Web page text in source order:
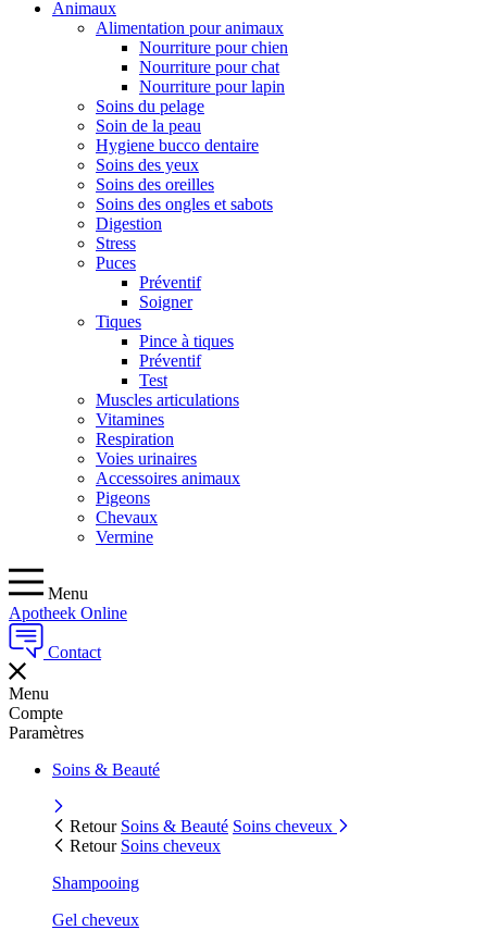
Animaux
Alimentation pour animaux
Nourriture pour chien
Nourriture pour chat
Nourriture pour lapin
Soins du pelage
Soin de la peau
Hygiene bucco dentaire
Soins des yeux
Soins des oreilles
Soins des ongles et sabots
Digestion
Stress
Puces
Préventif
Soigner
Tiques
Pince à tiques
Préventif
Test
Muscles articulations
Vitamines
Respiration
Voies urinaires
Accessoires animaux
Pigeons
Chevaux
Vermine
Menu
Apotheek Online
Contact
Menu
Compte
Paramètres
Soins & Beauté
Retour Soins & Beauté Soins cheveux
Retour Soins cheveux
Shampooing
Gel cheveux